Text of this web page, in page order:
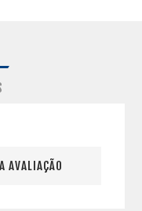
AVALIAÇÃO